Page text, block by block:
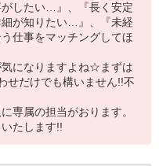
がしたい…』、『長く安定
が知りたい…』、『未経
仕事をマッチングしてほ
になりますよね☆まずは
せだけでも構いません!!不
専属の担当がおります。
たします!!